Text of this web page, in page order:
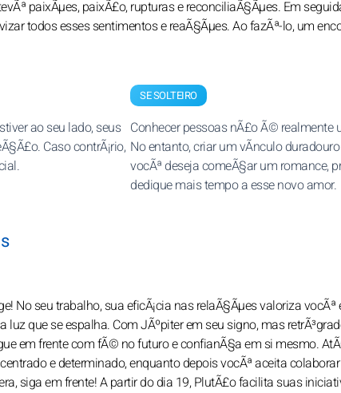
paixÃµes, paixÃ£o, rupturas e reconciliaÃ§Ãµes. Em
todos esses sentimentos e reaÃ§Ãµes. Ao fazÃª-lo, um
ao seu lado, seus
Caso contrÃ¡rio,
SE SOLTEIRO
Conhecer pessoas nÃ£o Ã© realmente
No entanto, criar um vÃ­nculo
vocÃª deseja comeÃ§ar um romance,
dedique mais tempo a esse novo amor.
No seu trabalho, sua eficÃ¡cia nas relaÃ§Ãµes valoriza vocÃª
que se espalha. Com JÃºpiter em seu signo, mas
em frente com fÃ© no futuro e confianÃ§a em si mesmo.
e determinado, enquanto depois vocÃª aceita
siga em frente! A partir do dia 19, PlutÃ£o facilita suas